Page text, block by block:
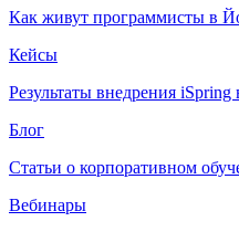
Как живут программисты в
Кейсы
Результаты внедрения
Блог
Статьи о корпоративном
Вебинары